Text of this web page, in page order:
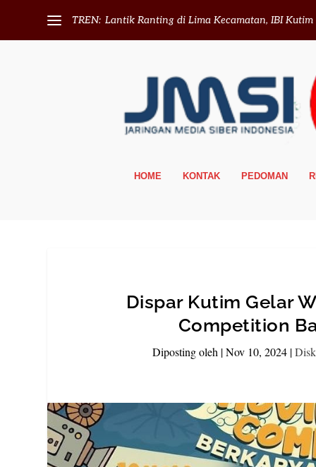
TREN: Lantik Ranting di Lima Kecamatan, IBI Kutim
HOME KONTAK PEDOMAN
Dispar Kutim Gelar
Competition
Diposting oleh |Nov 10, 2024|